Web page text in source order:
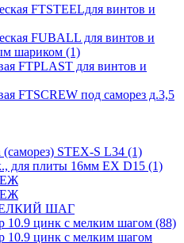
FTSTEELдля винтов и
FUBALL для винтов и
шариком (1)
FTPLAST для винтов и
FTSCREW под саморез д.3,5
STEX-S L34 (1)
для плиты 16мм EX D15 (1)
ШАГ
10.9 цинк с мелким шагом (88)
10.9 цинк с мелким шагом